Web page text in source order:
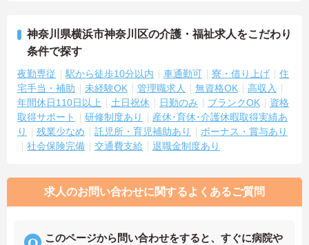
神奈川県横浜市神奈川区の介護・福祉求人をこだわり
条件で探す
夜勤専従 駅から徒歩10分以内 車通勤可 寮・借り上げ
住
宅手当・補助
未経験OK 管理職求人 無資格OK
高収入
年間休日110日以上
土日祝休 日勤のみ ブランクOK
資格
取得サポート
研修制度あり
産休･育休･介護休暇取得実績あ
り
残業少なめ 託児所・育児補助あり
ボーナス・賞与あり
社会保険完備
交通費支給 退職金制度あり
求人のお問い合わせに関するよくあるご質問
このページから問い合わせをすると、すぐに病院や